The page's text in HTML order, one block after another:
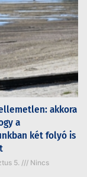
akkora
a
két folyó is
5.
Nincs